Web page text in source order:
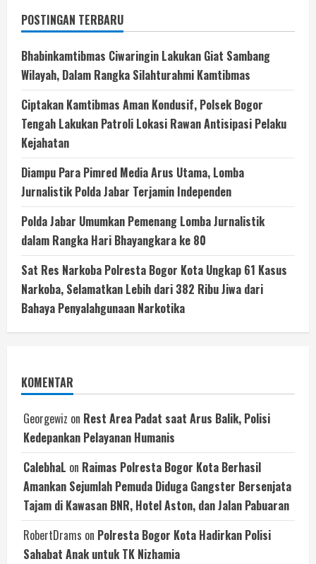
POSTINGAN TERBARU
Bhabinkamtibmas Ciwaringin Lakukan Giat Sambang
Wilayah, Dalam Rangka Silahturahmi Kamtibmas
Ciptakan Kamtibmas Aman Kondusif, Polsek Bogor
Tengah Lakukan Patroli Lokasi Rawan Antisipasi Pelaku
Kejahatan
Diampu Para Pimred Media Arus Utama, Lomba
Jurnalistik Polda Jabar Terjamin Independen
Polda Jabar Umumkan Pemenang Lomba Jurnalistik
dalam Rangka Hari Bhayangkara ke 80
Sat Res Narkoba Polresta Bogor Kota Ungkap 61 Kasus
Narkoba, Selamatkan Lebih dari 382 Ribu Jiwa dari
Bahaya Penyalahgunaan Narkotika
KOMENTAR
Georgewiz on ‎Rest Area Padat saat Arus Balik, Polisi
Kedepankan Pelayanan Humanis
CalebhaL on Raimas Polresta Bogor Kota Berhasil
Amankan Sejumlah Pemuda Diduga Gangster Bersenjata
Tajam di Kawasan BNR, Hotel Aston, dan Jalan Pabuaran
RobertDrams on Polresta Bogor Kota Hadirkan Polisi
Sahabat Anak untuk TK Nizhamia